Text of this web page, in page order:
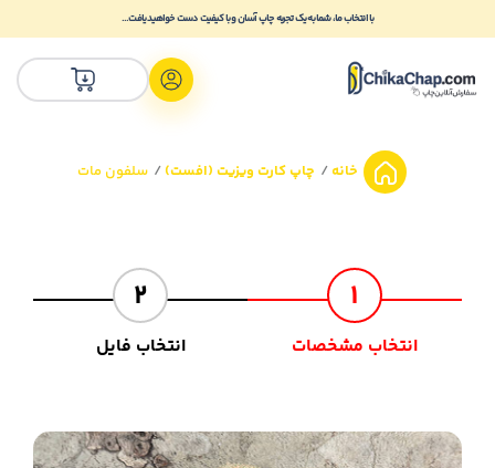
با انتخاب ما، شما به یک تجربه چاپ آسان و با کیفیت دست خواهید یافت...
خانه چاپ کارت ویزیت (افست) سلفون مات
1
انتخاب مشخصات
2
انتخاب فایل